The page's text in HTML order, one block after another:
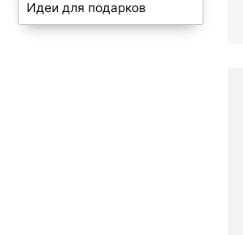
Идеи для подарков